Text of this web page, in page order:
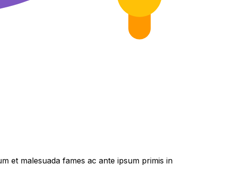
et malesuada fames ac ante ipsum primis in